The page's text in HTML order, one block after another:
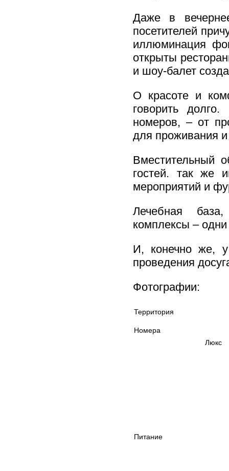
Даже в
посетителей
иллюминация
открыты
и шоу-балет
О красоте и
говорить
номеров, – от
для проживания
Вместительный
гостей. так же
мероприятий и
Лечебная
комплексы –
И, конечно же,
проведения
Фотографии:
Территория
Номера
Люкс
Питание